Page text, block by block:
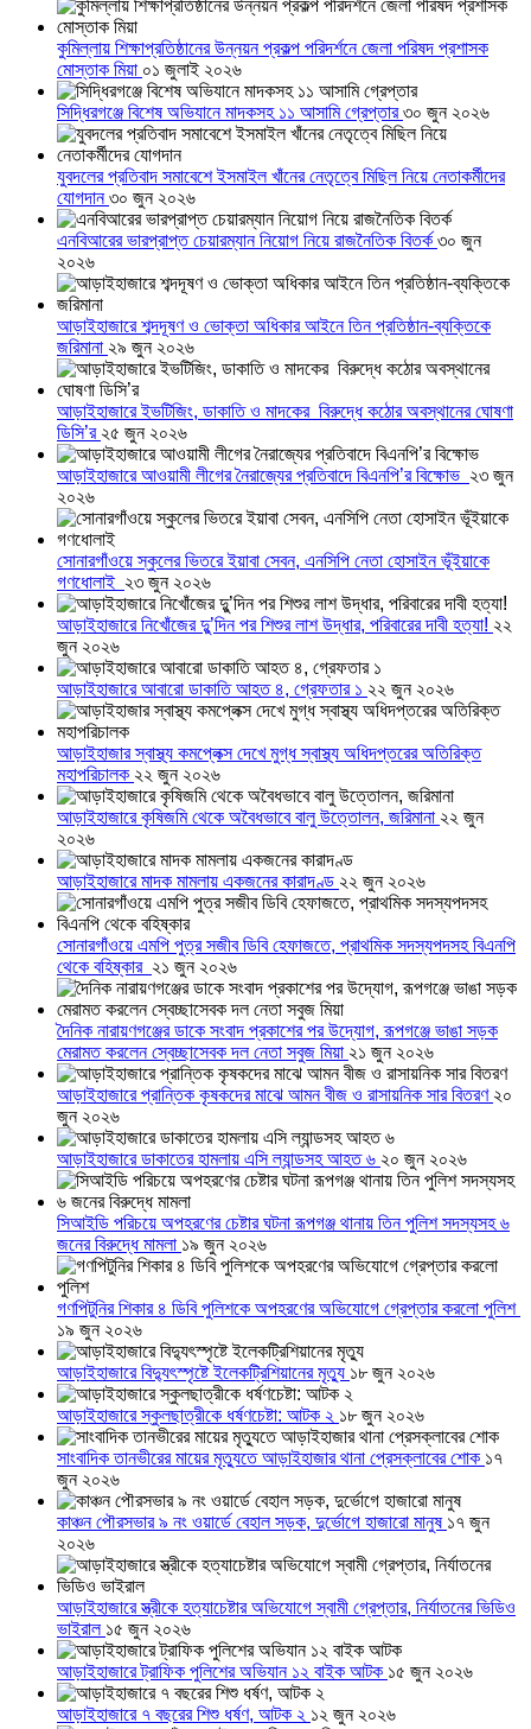
কুমিল্লায় শিক্ষাপ্রতিষ্ঠানের উন্নয়ন প্রকল্প পরিদর্শনে জেলা পরিষদ প্রশাসক
মোস্তাক মিয়া ০১ জুলাই ২০২৬
সিদ্ধিরগঞ্জে বিশেষ অভিযানে মাদকসহ ১১ আসামি গ্রেপ্তার৩০ জুন ২০২৬
যুবদলের প্রতিবাদ সমাবেশে ইসমাইল খাঁনের নেতৃত্বে মিছিল নিয়ে নেতাকর্মীদের
যোগদান৩০ জুন ২০২৬
এনবিআরের ভারপ্রাপ্ত চেয়ারম্যান নিয়োগ নিয়ে রাজনৈতিক বিতর্ক ৩০ জুন
২০২৬
আড়াইহাজারে শব্দদূষণ ও ভোক্তা অধিকার আইনে তিন প্রতিষ্ঠান-ব্যক্তিকে
জরিমানা ২৯ জুন ২০২৬
আড়াইহাজারে ইভটিজিং, ডাকাতি ও মাদকের বিরুদ্ধে কঠোর অবস্থানের ঘোষণা
ডিসি’র ২৫ জুন ২০২৬
আড়াইহাজারে আওয়ামী লীগের নৈরাজ্যের প্রতিবাদে বিএনপি’র বিক্ষোভ ২৩ জুন
২০২৬
সোনারগাঁওয়ে স্কুলের ভিতরে ইয়াবা সেবন, এনসিপি নেতা হোসাইন ভূঁইয়াকে
গণধোলাই ২৩ জুন ২০২৬
আড়াইহাজারে নিখোঁজের দুু’দিন পর শিশুর লাশ উদ্ধার, পরিবারের দাবী হত্যা! ২২
জুন ২০২৬
আড়াইহাজারে আবারো ডাকাতি আহত ৪, গ্রেফতার ১ ২২ জুন ২০২৬
আড়াইহাজার স্বাস্থ্য কমপ্লেক্স দেখে মুগ্ধ স্বাস্থ্য অধিদপ্তরের অতিরিক্ত
মহাপরিচালক ২২ জুন ২০২৬
আড়াইহাজারে কৃষিজমি থেকে অবৈধভাবে বালু উত্তোলন, জরিমানা ২২ জুন
২০২৬
আড়াইহাজারে মাদক মামলায় একজনের কারাদণ্ড ২২ জুন ২০২৬
সোনারগাঁওয়ে এমপি পুত্র সজীব ডিবি হেফাজতে, প্রাথমিক সদস্যপদসহ বিএনপি
থেকে বহিষ্কার ২১ জুন ২০২৬
দৈনিক নারায়ণগঞ্জের ডাকে সংবাদ প্রকাশের পর উদ্যোগ, রূপগঞ্জে ভাঙা সড়ক
মেরামত করলেন স্বেচ্ছাসেবক দল নেতা সবুজ মিয়া ২১ জুন ২০২৬
আড়াইহাজারে প্রান্তিক কৃষকদের মাঝে আমন বীজ ও রাসায়নিক সার বিতরণ ২০
জুন ২০২৬
আড়াইহাজারে ডাকাতের হামলায় এসি ল্যান্ডসহ আহত ৬ ২০ জুন ২০২৬
সিআইডি পরিচয়ে অপহরণের চেষ্টার ঘটনা রূপগঞ্জ থানায় তিন পুলিশ সদস্যসহ ৬
জনের বিরুদ্ধে মামলা ১৯ জুন ২০২৬
গণপিটুনির শিকার ৪ ডিবি পুলিশকে অপহরণের অভিযোগে গ্রেপ্তার করলো পুলিশ
১৯ জুন ২০২৬
আড়াইহাজারে বিদ্যুৎস্পৃষ্টে ইলেকট্রিশিয়ানের মৃত্যু ১৮ জুন ২০২৬
আড়াইহাজারে স্কুলছাত্রীকে ধর্ষণচেষ্টা: আটক ২ ১৮ জুন ২০২৬
সাংবাদিক তানভীরের মায়ের মৃত্যুতে আড়াইহাজার থানা প্রেসক্লাবের শোক ১৭
জুন ২০২৬
কাঞ্চন পৌরসভার ৯ নং ওয়ার্ডে বেহাল সড়ক, দুর্ভোগে হাজারো মানুষ ১৭ জুন
২০২৬
আড়াইহাজারে স্ত্রীকে হত্যাচেষ্টার অভিযোগে স্বামী গ্রেপ্তার, নির্যাতনের ভিডিও
ভাইরাল ১৫ জুন ২০২৬
আড়াইহাজারে ট্রাফিক পুলিশের অভিযান ১২ বাইক আটক ১৫ জুন ২০২৬
আড়াইহাজারে ৭ বছরের শিশু ধর্ষণ, আটক ২ ১২ জুন ২০২৬